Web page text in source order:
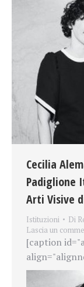
Cecilia
Padiglione
Arti Visive
Istituzioni Di
Lascia un
[caption